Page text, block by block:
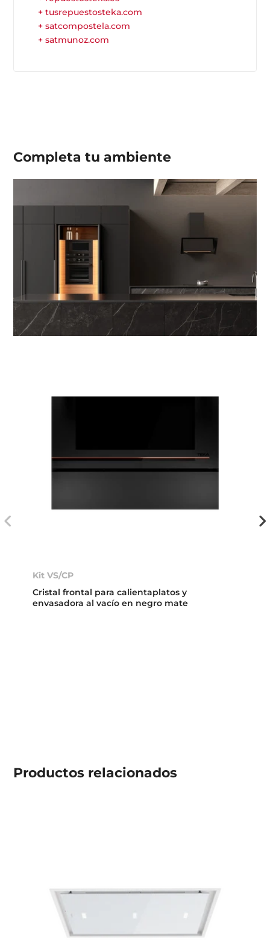
+ tusrepuestosteka.com
+ satcompostela.com
+ satmunoz.com
Completa tuambiente
Kit VS/CP
Cristal frontal para calientaplatos y
envasadora al vacío en negro mate
Productos relacionados